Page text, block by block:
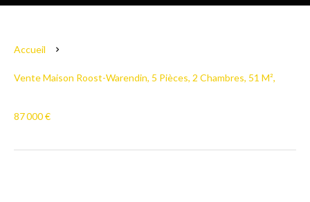
Accueil
Vente Maison Roost-Warendin, 5 Pièces, 2 Chambres, 51 M²,
87 000 €